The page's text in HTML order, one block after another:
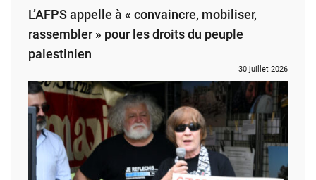
L’AFPS appelle à « convaincre, mobiliser,
rassembler » pour les droits du peuple
palestinien
30 juillet 2026